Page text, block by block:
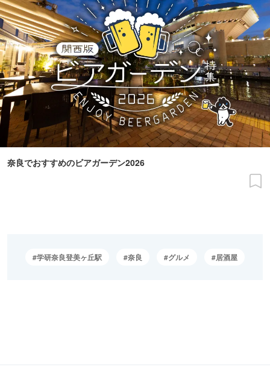
奈良でおすすめのビアガーデン2026
学研奈良登美ヶ丘駅 奈良 グルメ 居酒屋